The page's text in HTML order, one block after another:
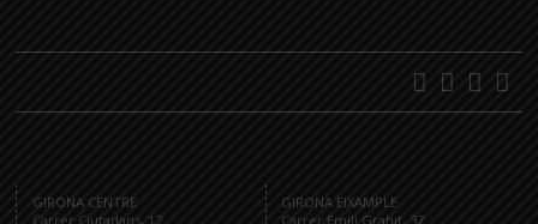
GIRONA CENTRE
Carrer Ciutadans, 12
GIRONA EIXAMPLE
Carrer Emili Grahit, 37